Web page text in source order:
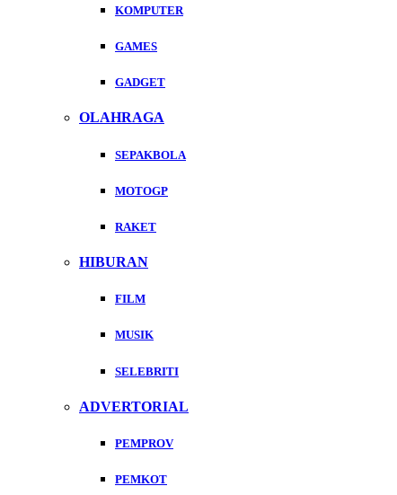
KOMPUTER
GAMES
GADGET
OLAHRAGA
SEPAKBOLA
MOTOGP
RAKET
HIBURAN
FILM
MUSIK
SELEBRITI
ADVERTORIAL
PEMPROV
PEMKOT